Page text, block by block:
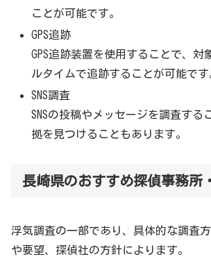
ことが可能です。
GPS追跡
GPS追跡装置を使用することで、対
ルタイムで追跡することが可能です
SNS調査
SNSの投稿やメッセージを調査する
拠を見つけることもあります。
長崎県のおすすめ探偵事務所
浮気調査の一部であり、具体的な調査
や要望、探偵社の方針によります。